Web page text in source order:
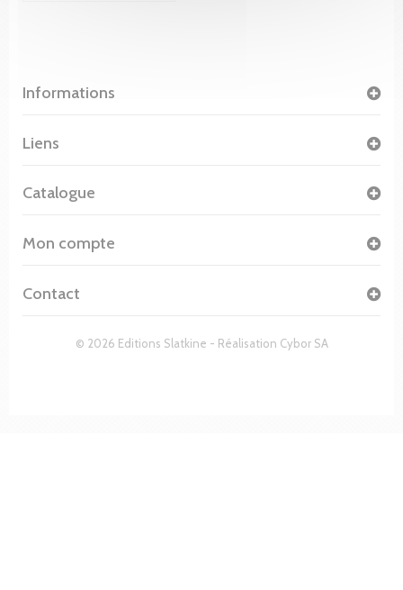
Informations
© 2026 Editions Slatkine - Réalisation Cybor SA
Liens
Catalogue
Mon compte
Contact